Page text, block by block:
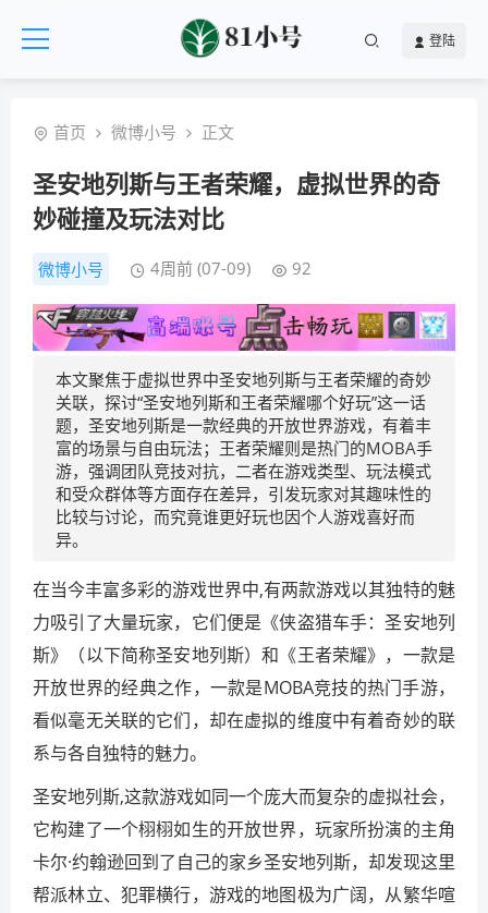
登陆
首页 微博小号 正文
圣安地列斯与王者荣耀，虚拟世界的奇
妙碰撞及玩法对比
微博小号 4周前 (07-09) 92
本文聚焦于虚拟世界中圣安地列斯与王者荣耀的奇妙
关联，探讨“圣安地列斯和王者荣耀哪个好玩”这一话
题，圣安地列斯是一款经典的开放世界游戏，有着丰
富的场景与自由玩法；王者荣耀则是热门的MOBA手
游，强调团队竞技对抗，二者在游戏类型、玩法模式
和受众群体等方面存在差异，引发玩家对其趣味性的
比较与讨论，而究竟谁更好玩也因个人游戏喜好而
异。
在当今丰富多彩的游戏世界中,有两款游戏以其独特的魅
力吸引了大量玩家，它们便是《侠盗猎车手：圣安地列
斯》（以下简称圣安地列斯）和《王者荣耀》，一款是
开放世界的经典之作，一款是MOBA竞技的热门手游，
看似毫无关联的它们，却在虚拟的维度中有着奇妙的联
系与各自独特的魅力。
圣安地列斯,这款游戏如同一个庞大而复杂的虚拟社会，
它构建了一个栩栩如生的开放世界，玩家所扮演的主角
卡尔·约翰逊回到了自己的家乡圣安地列斯，却发现这里
帮派林立、犯罪横行，游戏的地图极为广阔，从繁华喧